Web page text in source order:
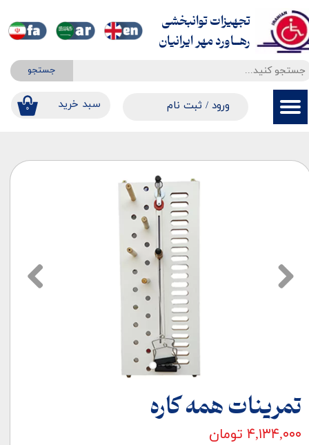
جستجو
۰ ​​سبد خرید ورود / ثبت نام
حساب کاربری من
سفارشات
خروج از حساب کاربری
تجهیزات توانبخشی
​​​​​​​رهــاورد مهر ایرانیان
تمرینات همه کاره
۴,۱۳۴,۰۰۰ تومان